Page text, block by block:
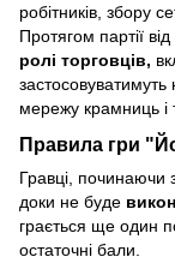
робітників, збору
Протягом партії
ролі торговців,
застосовуватимуть
мережу крамниць і
Правила гри
Гравці, починаючи
доки не буде
грається ще один
остаточні бали.